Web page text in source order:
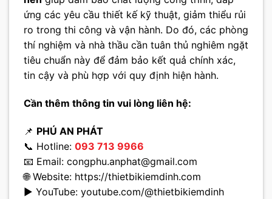
ứng các yêu cầu thiết kế kỹ thuật, giảm thiểu rủi
ro trong thi công và vận hành. Do đó, các phòng
thí nghiệm và nhà thầu cần tuân thủ nghiêm ngặt
tiêu chuẩn này để đảm bảo kết quả chính xác,
tin cậy và phù hợp với quy định hiện hành.
Cần thêm thông tin vui lòng liên hệ:
📌 PHÚ AN PHÁT
📞 Hotline: 093 713 9966
📧 Email: congphu.anphat@gmail.com
🌐 Website: https://thietbikiemdinh.com
▶️ YouTube: youtube.com/@thietbikiemdinh